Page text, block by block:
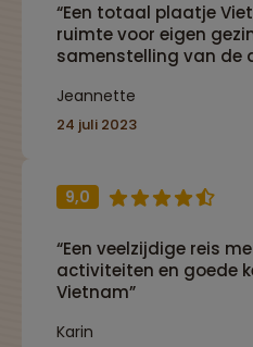
“Een totaal plaatje
ruimte voor eigen
samenstelling van de
Jeannette
24 juli 2023
9,0
“Een veelzijdige reis
activiteiten en goede
Vietnam”
Karin